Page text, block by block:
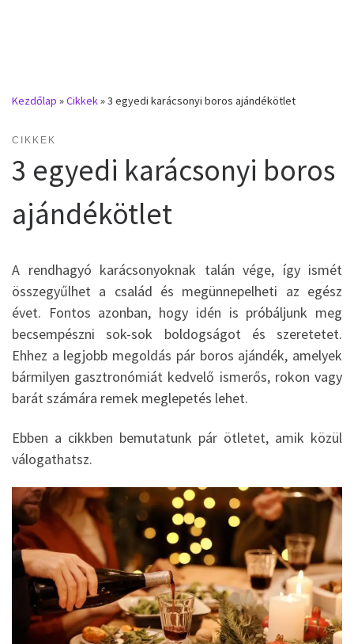
Kezdőlap »Cikkek»3 egyedi karácsonyi boros ajándékötlet
CIKKEK
3 egyedi karácsonyi boros
ajándékötlet
A rendhagyó karácsonyoknak talán vége, így ismét
összegyűlhet a család és megünnepelheti az egész
évet. Fontos azonban, hogy idén is próbáljunk meg
becsempészni sok-sok boldogságot és szeretetet.
Ehhez a legjobb megoldás pár boros ajándék, amelyek
bármilyen gasztronómiát kedvelő ismerős, rokon vagy
barát számára remek meglepetés lehet.
Ebben a cikkben bemutatunk pár ötletet, amik közül
válogathatsz.